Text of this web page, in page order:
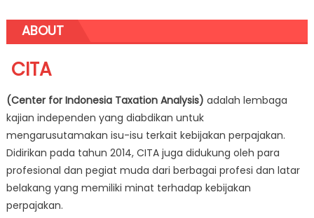
ABOUT
CITA
(Center for Indonesia Taxation Analysis) adalah lembaga
kajian independen yang diabdikan untuk
mengarusutamakan isu-isu terkait kebijakan perpajakan.
Didirikan pada tahun 2014, CITA juga didukung oleh para
profesional dan pegiat muda dari berbagai profesi dan latar
belakang yang memiliki minat terhadap kebijakan
perpajakan.